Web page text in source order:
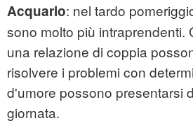
Acquario: nel tardo
sono molto più intraprendenti.
una relazione di coppia
risolvere i problemi con
d'umore possono presentarsi
giornata.